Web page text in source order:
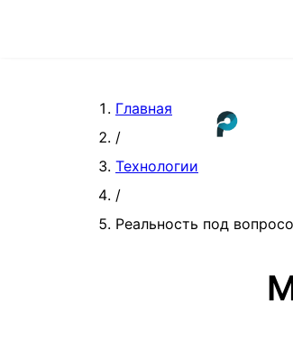
Главная
/
Технологии
/
Реальность под